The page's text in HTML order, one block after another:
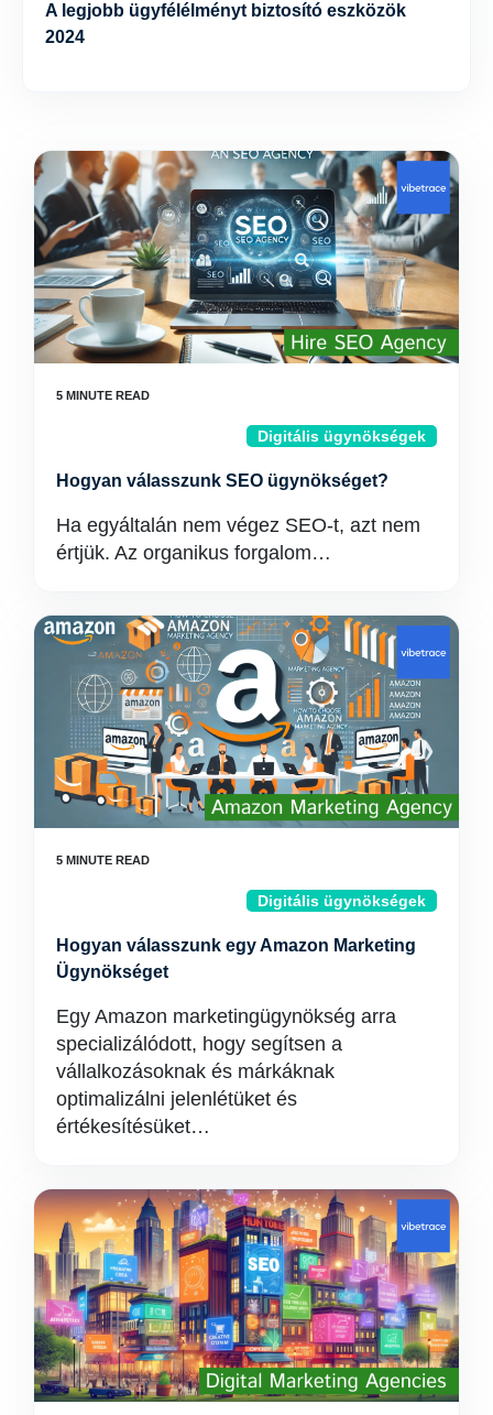
A legjobb ügyfélélményt biztosító eszközök
2024
Digitális ügynökségek
Hogyan válasszunk SEO ügynökséget?
Ha egyáltalán nem végez SEO-t, azt nem
értjük. Az organikus forgalom…
Digitális ügynökségek
Hogyan válasszunk egy Amazon Marketing
Ügynökséget
Egy Amazon marketingügynökség arra
specializálódott, hogy segítsen a
vállalkozásoknak és márkáknak
optimalizálni jelenlétüket és
értékesítésüket…